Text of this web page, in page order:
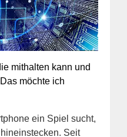
mithalten kann und
möchte ich
ein Spiel sucht,
Seit